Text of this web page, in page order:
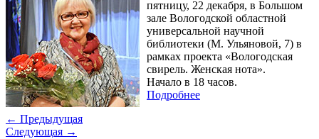
пятницу, 22 декабря, в Большом
зале Вологодской областной
универсальной научной
библиотеки (М. Ульяновой, 7) в
рамках проекта «Вологодская
свирель. Женская нота».
Начало в 18 часов.
Подробнее
← Предыдущая
Следующая →